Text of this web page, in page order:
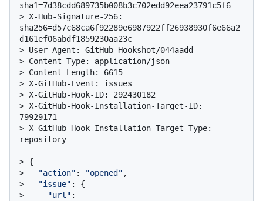
sha1=7d38cdd689735b008b3c702edd92eea23791c5f6
> X-Hub-Signature-256:
sha256=d57c68ca6f92289e6987922ff26938930f6e66a2
d161ef06abdf1859230aa23c
> User-Agent: GitHub-Hookshot/044aadd
> Content-Type: application/json
> Content-Length: 6615
> X-GitHub-Event: issues
> X-GitHub-Hook-ID: 292430182
> X-GitHub-Hook-Installation-Target-ID:
79929171
> X-GitHub-Hook-Installation-Target-Type:
repository
> {
>
"action" : "opened" ,
>
"issue" : {
>
"url"